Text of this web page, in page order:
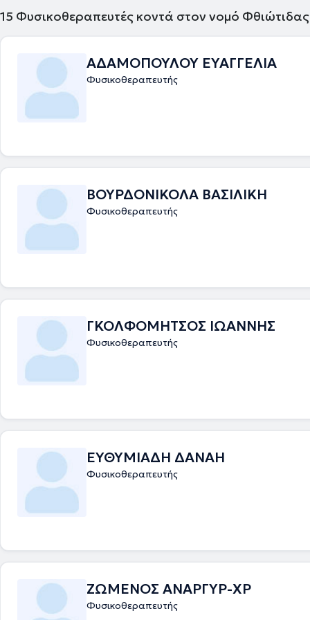
15 Φυσικοθεραπευτές κοντά στον νομό Φθιώτιδας
ΑΔΑΜΟΠΟΥΛΟΥ ΕΥΑΓΓΕΛΙΑ
Φυσικοθεραπευτής
ΒΟΥΡΔΟΝΙΚΟΛΑ ΒΑΣΙΛΙΚΗ
Φυσικοθεραπευτής
ΓΚΟΛΦΟΜΗΤΣΟΣ ΙΩΑΝΝΗΣ
Φυσικοθεραπευτής
ΕΥΘΥΜΙΑΔΗ ΔΑΝΑΗ
Φυσικοθεραπευτής
ΖΩΜΕΝΟΣ ΑΝΑΡΓΥΡ-ΧΡ
Φυσικοθεραπευτής